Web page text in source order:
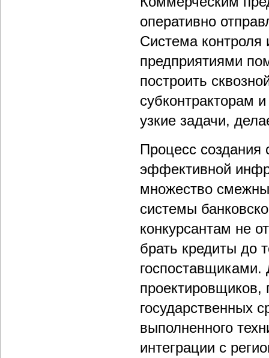
оперативно
Система контроля
предприятиями
построить
субконтракторам
узкие задачи,
Процесс создания
эффективной
множество
системы
конкурсантам не
брать кредиты до
госпоставщиками.
государственных
выполненного
интеграции с